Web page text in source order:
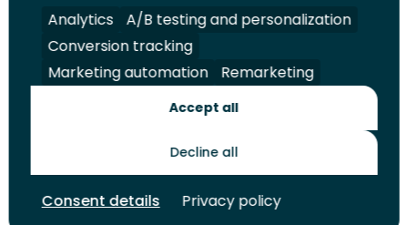
Volg
ons
op
LinkedIn
Volg
ons
op
Facebook
Volg
ons
op
YouTube
Volg
ons
op
Instagram
Juridisch Security A-Z Index
Contact
Toekomstmakers
Analytics
A/B testing and personalization
Conversion tracking
Marketing automation
Remarketing
Accept all
Decline all
Consent details Privacy policy